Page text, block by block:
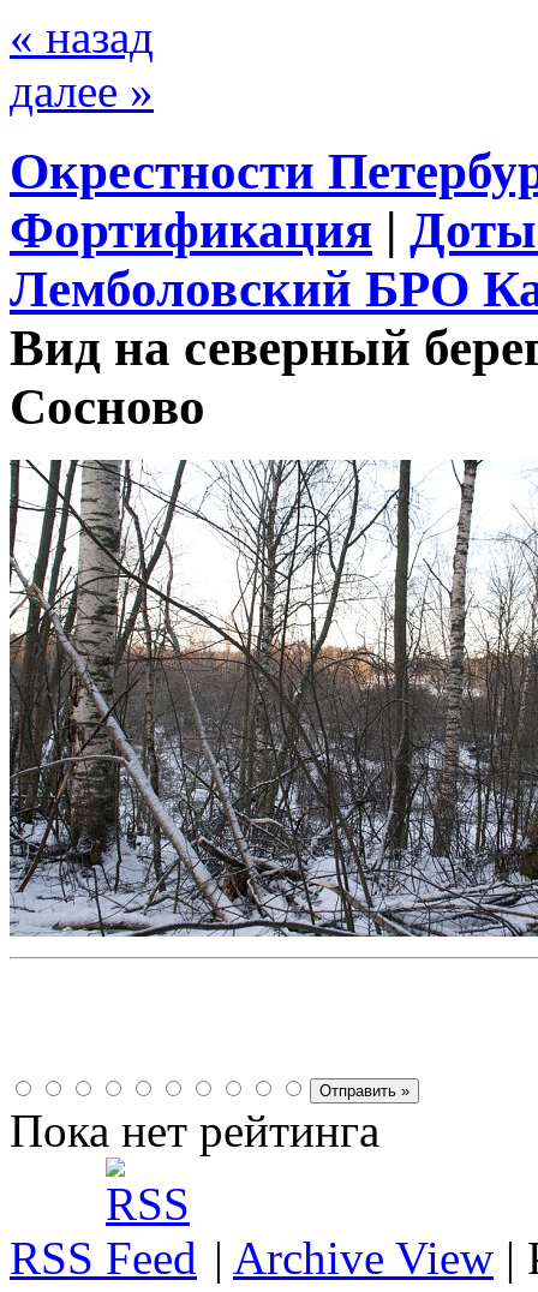
« назад
далее »
Окрестности
Фортификация |
Лемболовский БРО
Вид на северный
Сосново
Пока нет рейтинга
RSS | Archive View |